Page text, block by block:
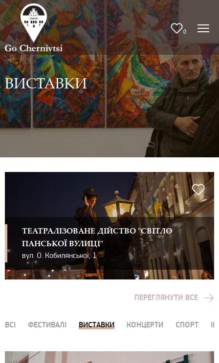
0
ВИСТАВКИ
ТЕАТРАЛІЗОВАНЕ ДІЙСТВО "СВІТЛО
ПАНСЬКОЇ ВУЛИЦІ"
вул. О. Кобилянської, 1
ПЕРЕГЛЯНУТИ ВСЕ
ВСІ ФЕСТИВАЛІ ВИСТАВКИ КОНЦЕРТИ СПОРТ